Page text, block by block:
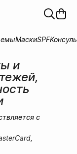
МаскиSPF
и
с